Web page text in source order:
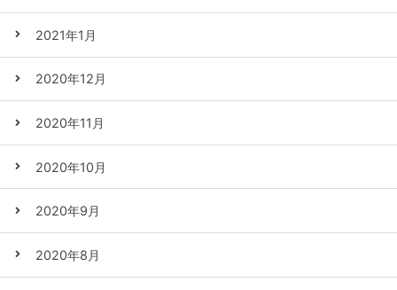
2021年1月
2020年12月
2020年11月
2020年10月
2020年9月
2020年8月